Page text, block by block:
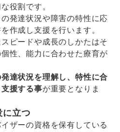
役割です。
発達状況や障害の特性に応
作成し支援を行います。
ピードや成長のしかたはそ
性、能力に合わせた療育が
発達状況を理解し、特性に合
援する事が重要となりま
に立つ
ザーの資格を保有している